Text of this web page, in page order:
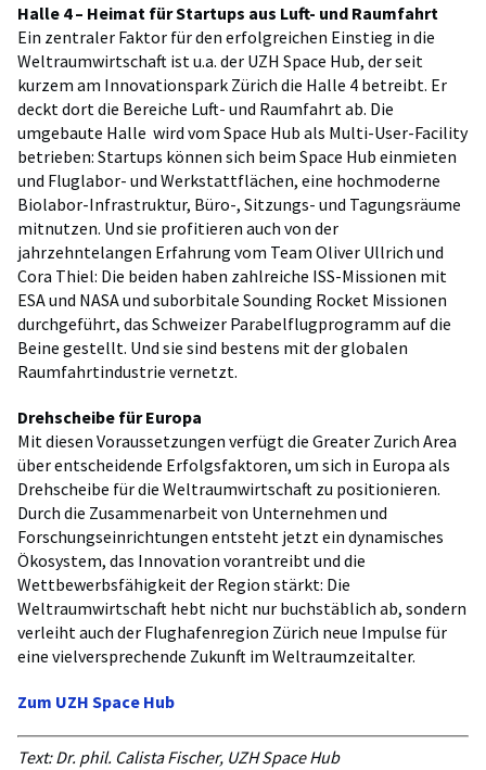
Halle 4 – Heimat für Startups aus Luft- und Raumfahrt
Ein zentraler Faktor für den erfolgreichen Einstieg in die
Weltraumwirtschaft ist u.a. der UZH Space Hub, der seit
kurzem am Innovationspark Zürich die Halle 4 betreibt. Er
deckt dort die Bereiche Luft- und Raumfahrt ab. Die
umgebaute Halle wird vom Space Hub als Multi-User-Facility
betrieben: Startups können sich beim Space Hub einmieten
und Fluglabor- und Werkstattflächen, eine hochmoderne
Biolabor-Infrastruktur, Büro-, Sitzungs- und Tagungsräume
mitnutzen. Und sie profitieren auch von der
jahrzehntelangen Erfahrung vom Team Oliver Ullrich und
Cora Thiel: Die beiden haben zahlreiche ISS-Missionen mit
ESA und NASA und suborbitale Sounding Rocket Missionen
durchgeführt, das Schweizer Parabelflugprogramm auf die
Beine gestellt. Und sie sind bestens mit der globalen
Raumfahrtindustrie vernetzt.
Drehscheibe für Europa
Mit diesen Voraussetzungen verfügt die Greater Zurich Area
über entscheidende Erfolgsfaktoren, um sich in Europa als
Drehscheibe für die Weltraumwirtschaft zu positionieren.
Durch die Zusammenarbeit von Unternehmen und
Forschungseinrichtungen entsteht jetzt ein dynamisches
Ökosystem, das Innovation vorantreibt und die
Wettbewerbsfähigkeit der Region stärkt: Die
Weltraumwirtschaft hebt nicht nur buchstäblich ab, sondern
verleiht auch der Flughafenregion Zürich neue Impulse für
eine vielversprechende Zukunft im Weltraumzeitalter.
Zum UZH Space Hub
Text: Dr. phil. Calista Fischer, UZH Space Hub